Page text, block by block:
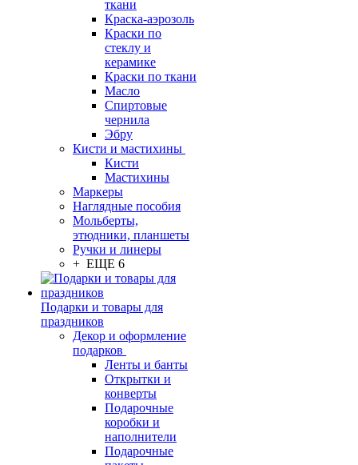
ткани
Краска-аэрозоль
Краски по
стеклу и
керамике
Краски по ткани
Масло
Спиртовые
чернила
Эбру
Кисти и мастихины
Кисти
Мастихины
Маркеры
Наглядные пособия
Мольберты,
этюдники, планшеты
Ручки и линеры
+ ЕЩЕ 6
Подарки и товары для
праздников
Декор и оформление
подарков
Ленты и банты
Открытки и
конверты
Подарочные
коробки и
наполнители
Подарочные